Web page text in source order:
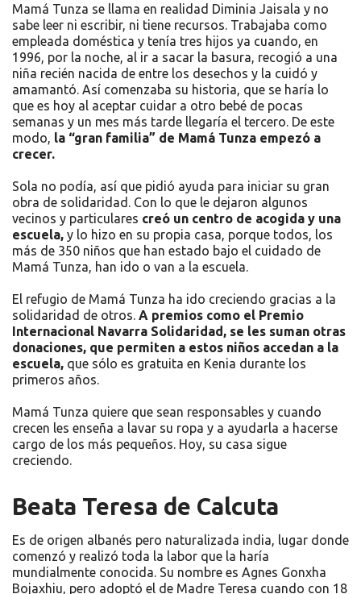
Mamá Tunza se llama en realidad Diminia Jaisala y no
sabe leer ni escribir, ni tiene recursos. Trabajaba como
empleada doméstica y tenía tres hijos ya cuando, en
1996, por la noche, al ir a sacar la basura, recogió a una
niña recién nacida de entre los desechos y la cuidó y
amamantó. Así comenzaba su historia, que se haría lo
que es hoy al aceptar cuidar a otro bebé de pocas
semanas y un mes más tarde llegaría el tercero. De este
modo, la “gran familia” de Mamá Tunza empezó a
crecer.
Sola no podía, así que pidió ayuda para iniciar su gran
obra de solidaridad. Con lo que le dejaron algunos
vecinos y particulares creó un centro de acogida y una
escuela, y lo hizo en su propia casa, porque todos, los
más de 350 niños que han estado bajo el cuidado de
Mamá Tunza, han ido o van a la escuela.
El refugio de Mamá Tunza ha ido creciendo gracias a la
solidaridad de otros. A premios como el Premio
Internacional Navarra Solidaridad, se les suman otras
donaciones, que permiten a estos niños accedan a la
escuela, que sólo es gratuita en Kenia durante los
primeros años.
Mamá Tunza quiere que sean responsables y cuando
crecen les enseña a lavar su ropa y a ayudarla a hacerse
cargo de los más pequeños. Hoy, su casa sigue
creciendo.
Beata Teresa de Calcuta
Es de origen albanés pero naturalizada india, lugar donde
comenzó y realizó toda la labor que la haría
mundialmente conocida. Su nombre es Agnes Gonxha
Bojaxhiu, pero adoptó el de Madre Teresa cuando con 18